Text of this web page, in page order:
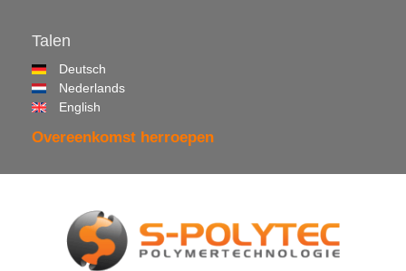
Talen
Deutsch
Nederlands
English
Overeenkomst herroepen